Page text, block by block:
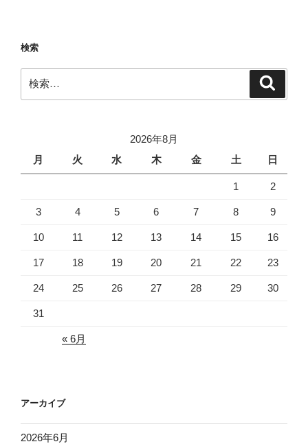
ー
シ
ョ
検索
索:
2026年8月
月
火 水 木 金 土 日
1 2
3 4 5 6 7 8 9
10 11 12 13 14 15 16
17 18 19 20 21 22 23
24 25 26 27 28 29 30
31
« 6月
アーカイブ
2026年6月